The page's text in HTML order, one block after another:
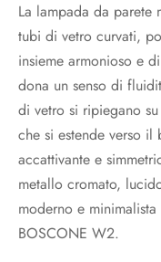
La lampada da parete
tubi di vetro curvati,
insieme armonioso e
dona un senso di
di vetro si ripiegano
che si estende verso il
accattivante e
metallo cromato,
moderno e
BOSCONE W2.